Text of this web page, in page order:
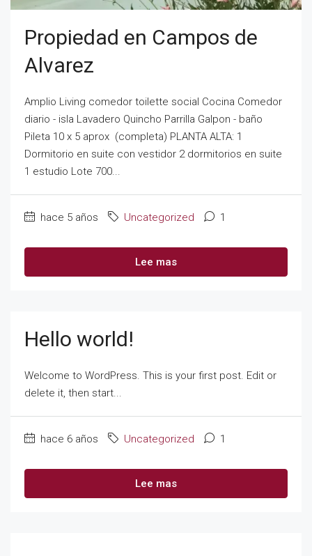
Propiedad en Campos de
Alvarez
Amplio Living comedor toilette social Cocina Comedor
diario - isla Lavadero Quincho Parrilla Galpon - baño
Pileta 10 x 5 aprox (completa) PLANTA ALTA: 1
Dormitorio en suite con vestidor 2 dormitorios en suite
1 estudio Lote 700...
hace 5 años Uncategorized 1
Lee mas
Hello world!
Welcome to WordPress. This is your first post. Edit or
delete it, then start...
hace 6 años Uncategorized 1
Lee mas